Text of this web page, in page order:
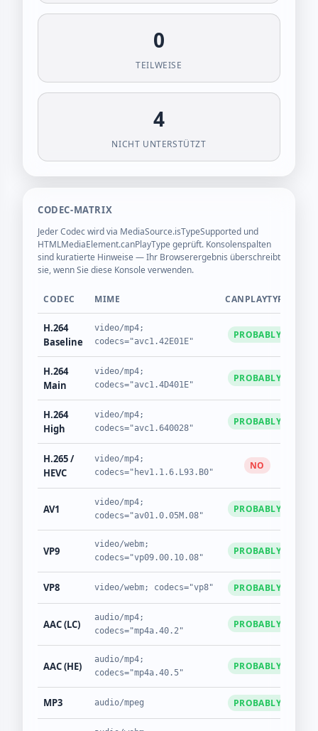
0
TEILWEISE
4
NICHT UNTERSTÜTZT
CODEC-MATRIX
Jeder Codec wird via MediaSource.isTypeSupported und
HTMLMediaElement.canPlayType geprüft. Konsolenspalten
sind kuratierte Hinweise — Ihr Browserergebnis überschreibt
sie, wenn Sie diese Konsole verwenden.
CODEC MIME CANPLAYTYPE
H.264
Baseline
video/mp4;
codecs="avc1.42E01E"
PROBABLY
H.264
Main
video/mp4;
codecs="avc1.4D401E"
PROBABLY
H.264
High
video/mp4;
codecs="avc1.640028"
PROBABLY
H.265 /
HEVC
video/mp4;
codecs="hev1.1.6.L93.B0"
NO
AV1
video/mp4;
codecs="av01.0.05M.08"
PROBABLY
VP9
video/webm;
codecs="vp09.00.10.08"
PROBABLY
VP8 video/webm; codecs="vp8" PROBABLY
AAC (LC)
audio/mp4;
codecs="mp4a.40.2"
PROBABLY
AAC (HE)
audio/mp4;
codecs="mp4a.40.5"
PROBABLY
MP3 audio/mpeg PROBABLY